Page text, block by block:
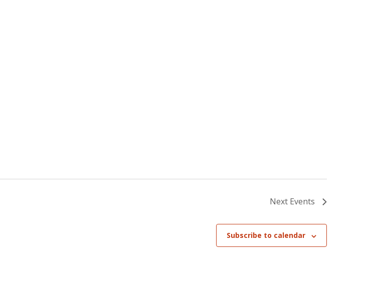
Next Events
Subscribe to calendar